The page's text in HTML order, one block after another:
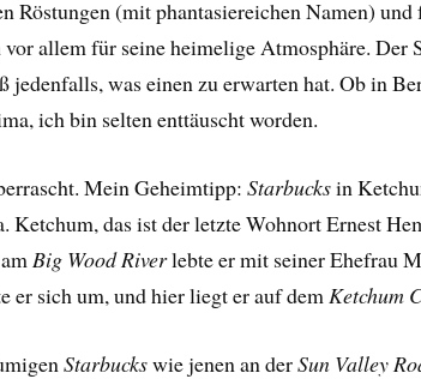
Röstungen (mit phantasiereichen Namen) und
vor allem für seine heimelige Atmosphäre. Der
jedenfalls, was einen zu erwarten hat. Ob in
ich bin selten enttäuscht worden.
Mein Geheimtipp:Starbucksin
Ketchum, das ist der letzte Wohnort Ernest
Big Wood Riverlebte er mit seiner Ehefrau
er sich um, und hier liegt er auf demKetchum
Starbuckswie jenen an derSun Valley